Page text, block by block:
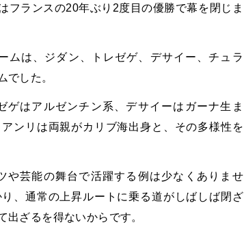
フランスの20年ぶり 2度目の優勝で幕を閉じま
ムは、ジダン、トレゼゲ、デサイー、チュラ
でした。
はアルゼンチン系、デサイーはガーナ生ま
ンリは両親がカリブ海出身と、その多様性を
や芸能の舞台で活躍する例は少なくありませ
、通常の上昇ルートに乗る道がしばしば閉ざ
出ざるを得ないからです。